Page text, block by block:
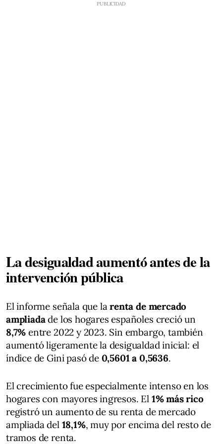
La desigualdad aumentó antes de la
intervención pública
El informe señala que larenta de mercado
ampliadade los hogares españoles creció un
8,7% entre 2022 y 2023. Sin embargo, también
aumentó ligeramente la desigualdad inicial: el
índice de Gini pasó de 0,5601 a 0,5636.
El crecimiento fue especialmente intenso en los
hogares con mayores ingresos. El 1% más rico
registró un aumento de su renta de mercado
ampliada del 18,1%, muy por encima del resto de
tramos de renta.